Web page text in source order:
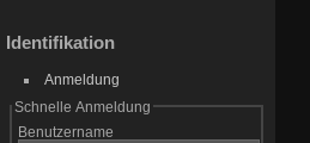
Identifikation
Anmeldung
Schnelle Anmeldung
Benutzername